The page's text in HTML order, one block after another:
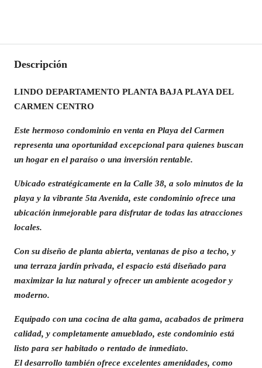
Descripción
LINDO DEPARTAMENTO PLANTA BAJA PLAYA DEL
CARMEN CENTRO
Este hermoso condominio en venta en Playa del Carmen
representa una oportunidad excepcional para quienes buscan
un hogar en el paraíso o una inversión rentable.
Ubicado estratégicamente en la Calle 38, a solo minutos de la
playa y la vibrante 5ta Avenida, este condominio ofrece una
ubicación inmejorable para disfrutar de todas las atracciones
locales.
Con su diseño de planta abierta, ventanas de piso a techo, y
una terraza jardín privada, el espacio está diseñado para
maximizar la luz natural y ofrecer un ambiente acogedor y
moderno.
Equipado con una cocina de alta gama, acabados de primera
calidad, y completamente amueblado, este condominio está
listo para ser habitado o rentado de inmediato.
El desarrollo también ofrece excelentes amenidades, como